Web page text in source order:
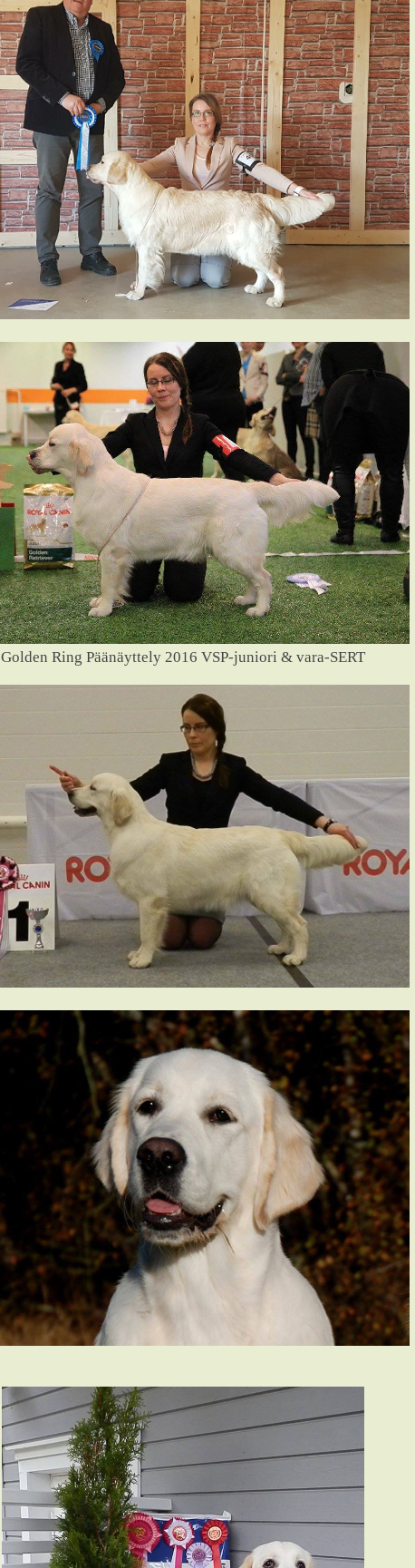
Golden Ring Päänäyttely 2016 VSP-juniori & vara-SERT